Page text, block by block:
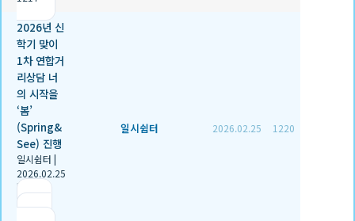
2026년 신
학기 맞이
1차 연합거
리상담 너
의 시작을
‘봄’
(Spring&
See) 진행
일시쉼터 |
2026.02.25
|
일시쉼터 2026.02.25 1220